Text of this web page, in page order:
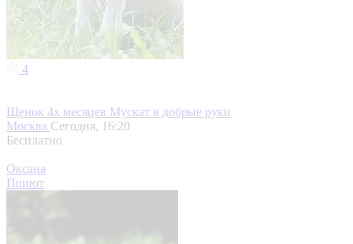
4
Щенок 4х месяцев Мускат в добрые руки
Москва Сегодня, 16:20
Бесплатно
Оксана
Приют